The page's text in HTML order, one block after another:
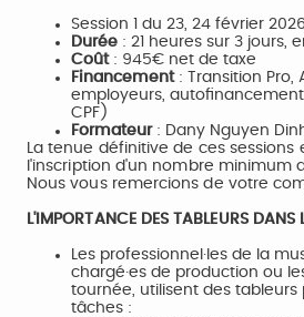
Session 1 du 23, 24 février
Durée : 21 heures sur 3 jours,
Coût: 945€ net de taxe
Financement: Transition Pro,
employeurs,
CPF)
Formateur: Dany Nguyen
La tenue définitive de ces sessions
l'inscription d'un nombre minimum
Nous vous remercions de votre
L'IMPORTANCE DES TABLEURS DANS
Les professionnel·les de la
chargé·es de production ou
tournée, utilisent des tableurs
tâches :